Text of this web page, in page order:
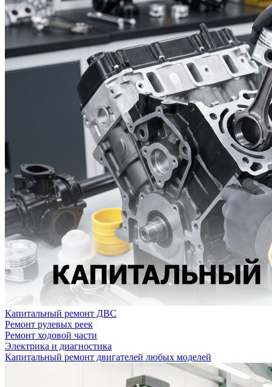
Капитальный ремонт ДВС
Ремонт рулевых реек
Ремонт ходовой части
Электрика и диагностика
Капитальный ремонт двигателей любых моделей